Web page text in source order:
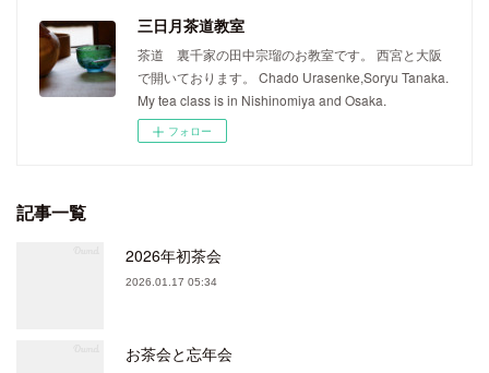
三日月茶道教室
茶道 裏千家の田中宗瑠のお教室です。 西宮と大阪
で開いております。 Chado Urasenke,Soryu Tanaka.
My tea class is in Nishinomiya and Osaka.
フォロー
記事一覧
2026年初茶会
2026.01.17 05:34
お茶会と忘年会